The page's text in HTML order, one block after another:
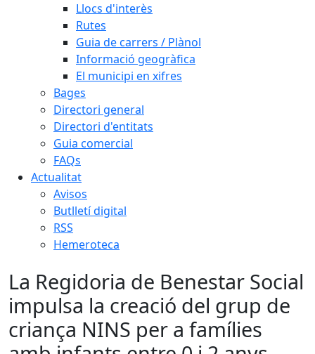
Llocs d'interès
Rutes
Guia de carrers / Plànol
Informació geogràfica
El municipi en xifres
Bages
Directori general
Directori d'entitats
Guia comercial
FAQs
Actualitat
Avisos
Butlletí digital
RSS
Hemeroteca
La Regidoria de Benestar Social
impulsa la creació del grup de
criança NINS per a famílies